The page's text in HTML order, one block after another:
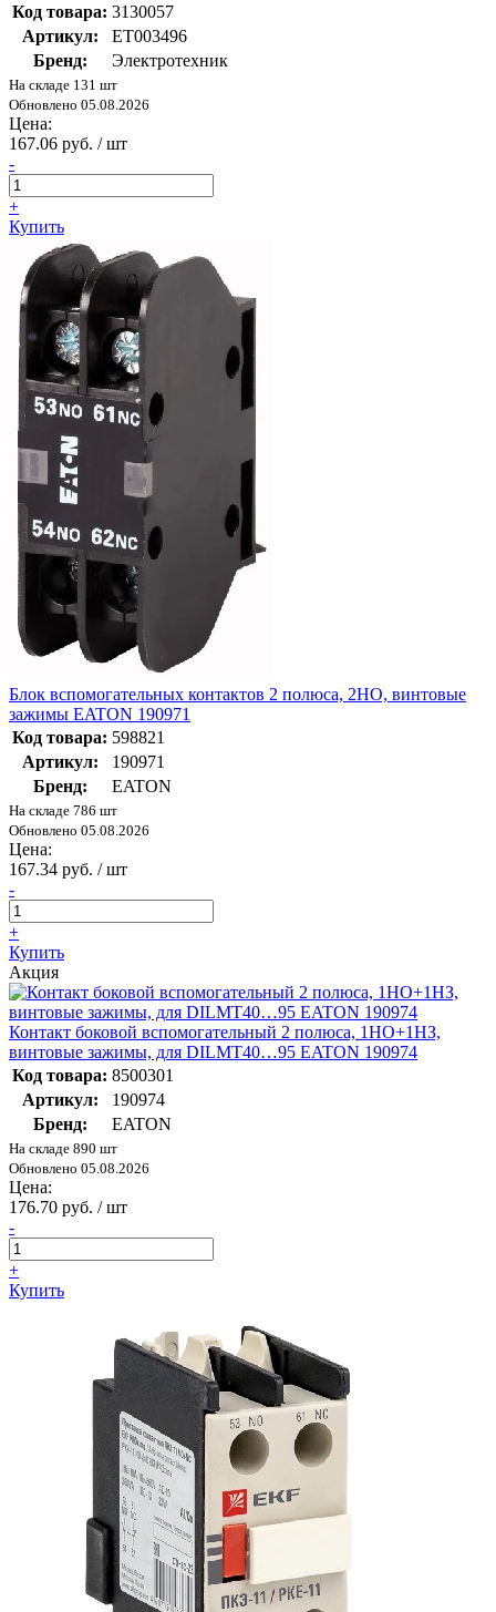
Код товара: 3130057
Артикул:
ET003496
Бренд:
Электротехник
На складе 131 шт
Обновлено 05.08.2026
Цена:
167.06 руб. / шт
-
+
Купить
Блок вспомогательных контактов 2 полюса, 2НО, винтовые
зажимы EATON 190971
Код товара: 598821
Артикул:
190971
Бренд:
EATON
На складе 786 шт
Обновлено 05.08.2026
Цена:
167.34 руб. / шт
-
+
Купить
Акция
Контакт боковой вспомогательный 2 полюса, 1НО+1НЗ,
винтовые зажимы, для DILMT40…95 EATON 190974
Код товара: 8500301
Артикул:
190974
Бренд:
EATON
На складе 890 шт
Обновлено 05.08.2026
Цена:
176.70 руб. / шт
-
+
Купить